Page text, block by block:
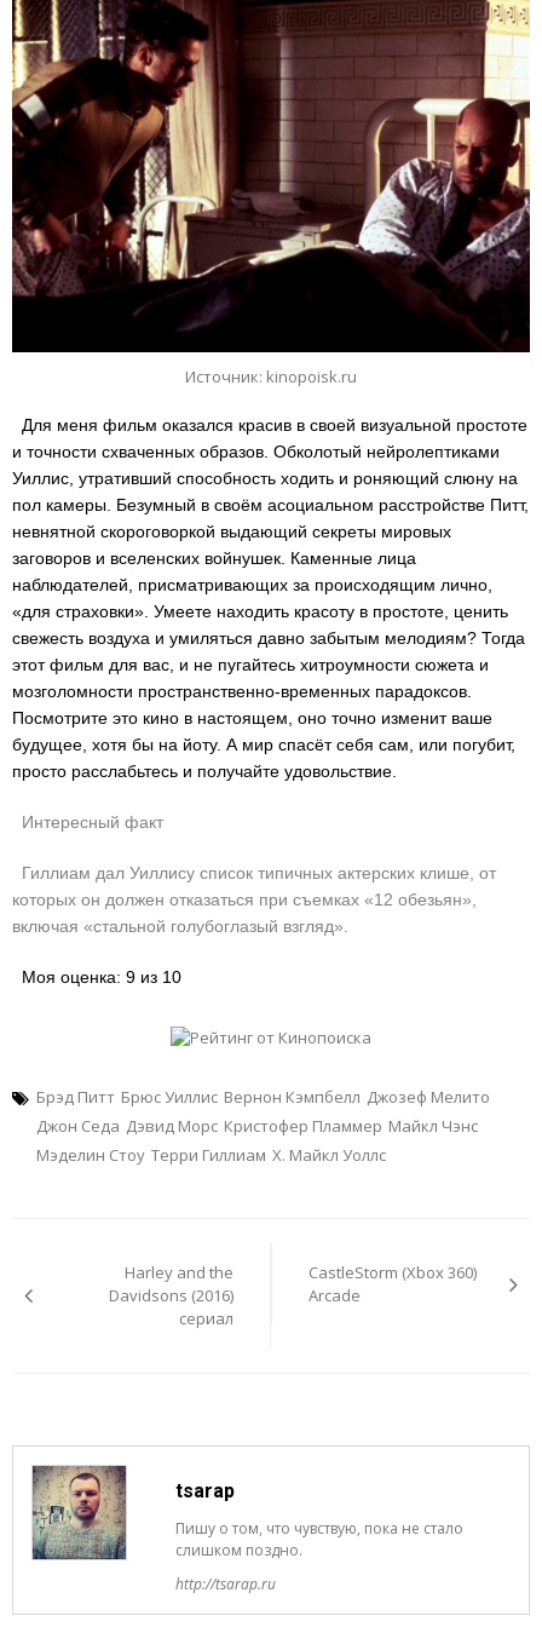
Источник: kinopoisk.ru
Для меня фильм оказался красив в своей визуальной простоте
и точности схваченных образов. Обколотый нейролептиками
Уиллис, утративший способность ходить и роняющий слюну на
пол камеры. Безумный в своём асоциальном расстройстве Питт,
невнятной скороговоркой выдающий секреты мировых
заговоров и вселенских войнушек. Каменные лица
наблюдателей, присматривающих за происходящим лично,
«для страховки». Умеете находить красоту в простоте, ценить
свежесть воздуха и умиляться давно забытым мелодиям? Тогда
этот фильм для вас, и не пугайтесь хитроумности сюжета и
мозголомности пространственно-временных парадоксов.
Посмотрите это кино в настоящем, оно точно изменит ваше
будущее, хотя бы на йоту. А мир спасёт себя сам, или погубит,
просто расслабьтесь и получайте удовольствие.
Интересный факт
Гиллиам дал Уиллису список типичных актерских клише, от
которых он должен отказаться при съемках «12 обезьян»,
включая «стальной голубоглазый взгляд».
Моя оценка: 9 из 10
Брэд Питт Брюс Уиллис Вернон Кэмпбелл Джозеф Мелито
Джон Седа Дэвид Морс Кристофер Пламмер Майкл Чэнс
Мэделин Стоу Терри Гиллиам Х. Майкл Уоллс
записям Harley and the
Davidsons (2016)
сериал
CastleStorm (Xbox 360)
Arcade
tsarap
Пишу о том, что чувствую, пока не стало
слишком поздно.
http://tsarap.ru